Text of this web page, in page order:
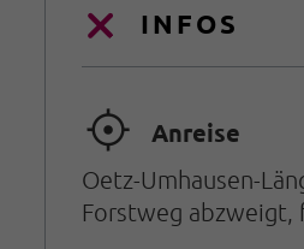
INFOS
🞞 Anreise
Oetz-Umhausen-
Forstweg abzweigt,